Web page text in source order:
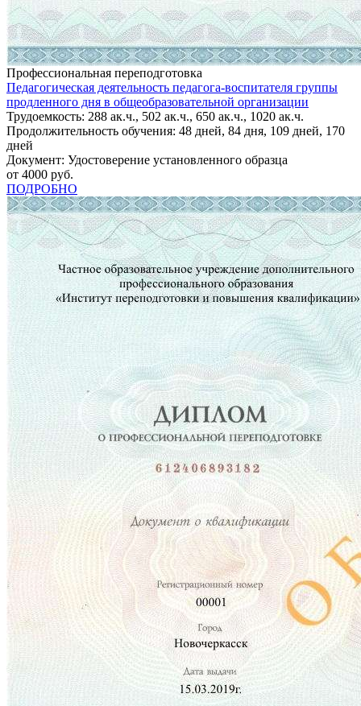
Профессиональная переподготовка
Педагогическая деятельность педагога-воспитателя группы
продленного дня в общеобразовательной организации
Трудоемкость: 288 ак.ч., 502 ак.ч., 650 ак.ч., 1020 ак.ч.
Продолжительность обучения: 48 дней, 84 дня, 109 дней, 170
дней
Документ: Удостоверение установленного образца
от 4000 руб.
ПОДРОБНО